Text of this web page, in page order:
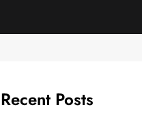
Recent Posts